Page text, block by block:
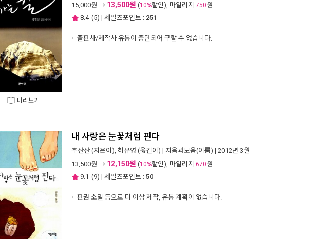
미리보기
15,000원 → 13,500원 (10%할인), 마일리지 750원
8.4 (5) | 세일즈포인트 : 251
출판사/제작사 유통이 중단되어 구할 수 없습니다.
내 사랑은 눈꽃처럼 핀다
추산산(지은이), 허유영 (옮긴이) | 자음과모음(이룸) | 2012년 3월
13,500원 → 12,150원 (10%할인), 마일리지 670원
9.1 (9) | 세일즈포인트 : 50
판권 소멸 등으로 더 이상 제작, 유통 계획이 없습니다.